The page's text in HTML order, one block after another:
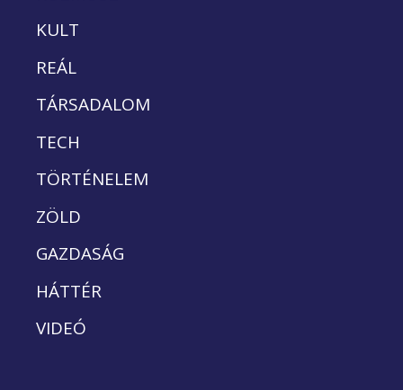
KULT
REÁL
TÁRSADALOM
TECH
TÖRTÉNELEM
ZÖLD
GAZDASÁG
HÁTTÉR
VIDEÓ